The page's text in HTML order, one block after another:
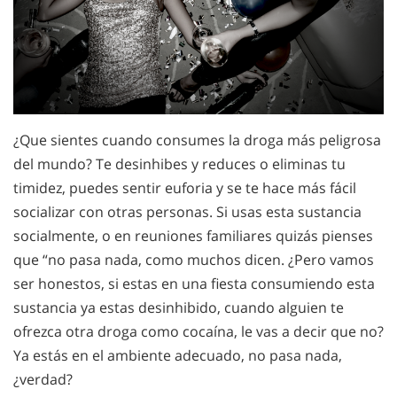
¿Que sientes cuando consumes la droga más peligrosa
del mundo? Te desinhibes y reduces o eliminas tu
timidez, puedes sentir euforia y se te hace más fácil
socializar con otras personas. Si usas esta sustancia
socialmente, o en reuniones familiares quizás pienses
que “no pasa nada, como muchos dicen. ¿Pero vamos
ser honestos, si estas en una fiesta consumiendo esta
sustancia ya estas desinhibido, cuando alguien te
ofrezca otra droga como cocaína, le vas a decir que no?
Ya estás en el ambiente adecuado, no pasa nada,
¿verdad?